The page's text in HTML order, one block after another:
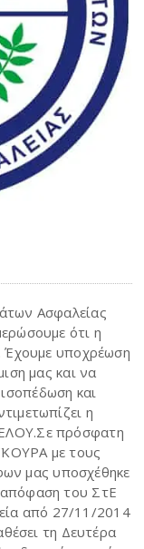
Ασφαλείας
ότι η
Έχουμε υποχρέωση
μας και να
και
η
πρόσφατη
με τους
μας υποσχέθηκε
απόφαση του ΣτΕ
από 27/11/2014
τη Δευτέρα